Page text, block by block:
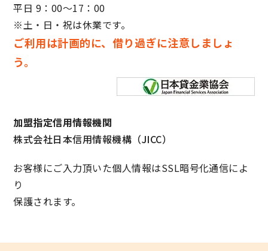
平日 9：00～17：00
※土・日・祝は休業です。
ご利用は計画的に、借り過ぎに注意しましょ
う。
加盟指定信用情報機関
株式会社日本信用情報機構（JICC）
お客様にご入力頂いた個人情報はSSL暗号化通信によ
り
保護されます。